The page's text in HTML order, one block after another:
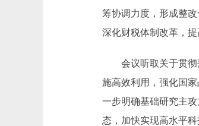
筹协调力度，形成整
深化财税体制改革，提
会议听取关于贯彻落
施高效利用，强化国
一步明确基础研究主
态，加快实现高水平科